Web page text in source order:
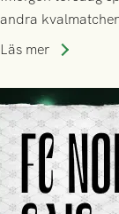
andra
Park! Fredrik
Läs mer